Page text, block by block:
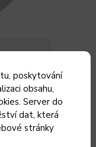
poskytování
obsahu,
Server do
dat, která
stránky
všechny